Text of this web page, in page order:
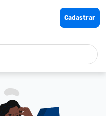
Cadastrar